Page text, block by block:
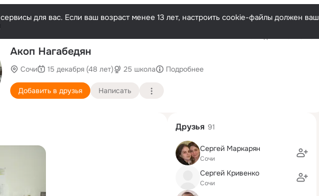
для вас. Если ваш возраст менее 13 лет, настроить cookie-файлы должен ваш
Акоп Нагабедян
Сочи 15 декабря (48 лет) 25 школа Подробнее
Добавить в друзья Написать
Друзья 91
Сергей Маркарян
Сочи
Сергей Кривенко
Сочи